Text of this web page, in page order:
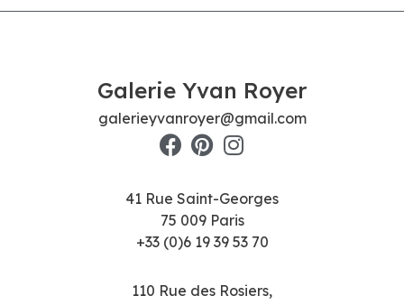
Galerie Yvan Royer
galerieyvanroyer@gmail.com
41 Rue Saint-Georges
75 009 Paris
+33 (0)6 19 39 53 70
110 Rue des Rosiers,